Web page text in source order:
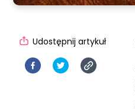
Udostępnij artykuł